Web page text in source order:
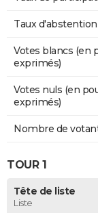
Taux d'abstention
Votes blancs (en
exprimés)
Votes nuls (en
exprimés)
Nombre de
TOUR 1
Tête de liste
Liste